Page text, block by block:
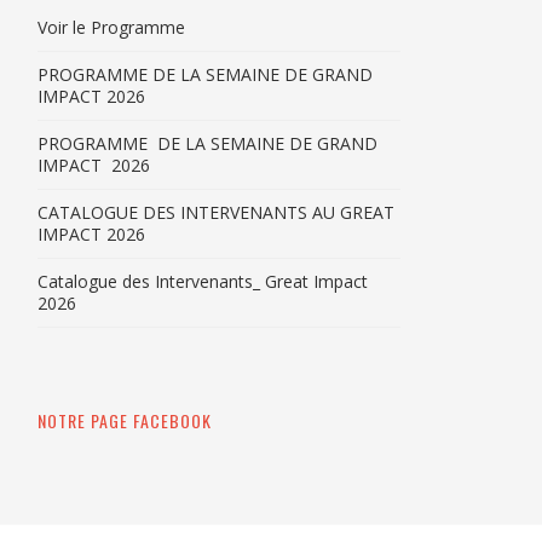
Voir le Programme
PROGRAMME DE LA SEMAINE DE GRAND
IMPACT 2026
PROGRAMME DE LA SEMAINE DE GRAND
IMPACT 2026
CATALOGUE DES INTERVENANTS AU GREAT
IMPACT 2026
Catalogue des Intervenants_ Great Impact
2026
NOTRE PAGE FACEBOOK